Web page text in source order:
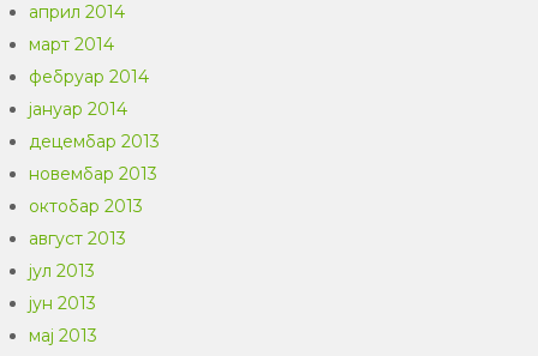
април 2014
март 2014
фебруар 2014
јануар 2014
децембар 2013
новембар 2013
октобар 2013
август 2013
јул 2013
јун 2013
мај 2013